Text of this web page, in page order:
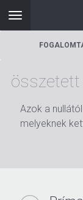
Toggle
navigation
Azok a
melyeknek